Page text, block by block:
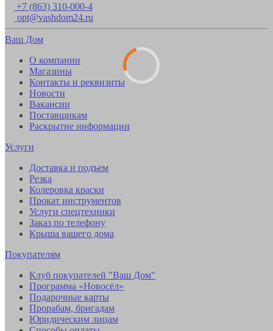
+7 (863) 310-000-4
opt@vashdom24.ru
Ваш Дом
О компании
Магазины
Контакты и реквизиты
Новости
Вакансии
Поставщикам
Раскрытие информации
Услуги
Доставка и подъем
Резка
Колеровка краски
Прокат инструментов
Услуги спецтехники
Заказ по телефону
Крыша вашего дома
Покупателям
Клуб покупателей "Ваш Дом"
Программа «Новосёл»
Подарочные карты
Прорабам, бригадам
Юридическим лицам